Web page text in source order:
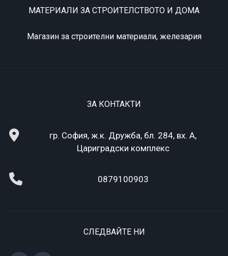
МАТЕРИАЛИ ЗА СТРОИТЕЛСТВОТО И ДОМА
Магазин за строителни материали, железария
ЗА КОНТАКТИ
гр. София, ж.к. Дружба, бл. 284, вх. А,
Цариградски комплекс
0879100903
СЛЕДВАЙТЕ НИ